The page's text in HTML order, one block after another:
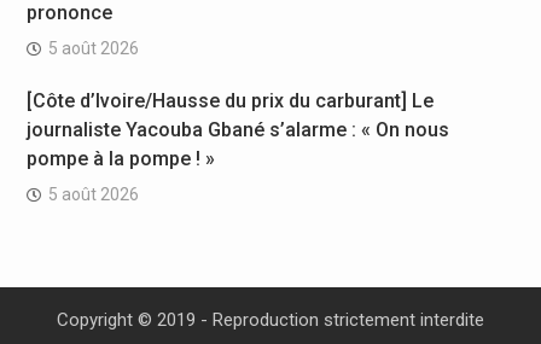
prononce
5 août 2026
[Côte d’Ivoire/Hausse du prix du carburant] Le
journaliste Yacouba Gbané s’alarme : « On nous
pompe à la pompe ! »
5 août 2026
Copyright © 2019 - Reproduction strictement interdite